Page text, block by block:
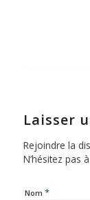
Laisser
Rejoindre la
N’hésitez pas
Nom *